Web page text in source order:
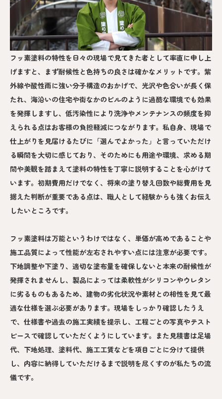
フッ素塗料の特性を日々の現場で見てきた者として率直に申し上
げますと、まず耐候性と色持ちの良さは確かなメリットです。紫
外線や酸性雨に強い分子構造のおかげで、光沢や色合いが長く保
たれ、海沿いの住宅や街なかのビルのように過酷な環境でも効果
を発揮しますし、低汚染性により洗浄やメンテナンスの頻度を抑
えられる点はお客様の負担軽減につながります。私自身、現場で
仕上がりを見届けるたびに「選んでよかった」と言っていただけ
る瞬間を大切に感じており、そのためにも用途や環境、求める期
間や美観を踏まえて塗料の特性を丁寧に説明することを心がけて
います。初期費用だけでなく、将来の塗り替え回数や総費用を見
据えた判断が重要である点は、職人として経験からも強くお伝え
したいところです。
フッ素塗料は万能というわけではなく、単価が高めであることや
施工品質によって性能が左右されやすい点には注意が必要です。
下地調整や下塗り、適切な塗布量を確保しないと本来の耐候性が
発揮されませんし、製品によっては柔軟性がシリコンやウレタン
に劣るものもあるため、建物の劣化状況や素材との相性を見て最
適な仕様を選ぶ必要があります。現場をしっかり確認したうえ
で、仕様書や過去の施工実績を提示し、工程ごとの写真やテスト
ピースで確認していただくようにしています。また見積書は足場
代、下地処理、塗料代、施工工賃などを項目ごとに分けて提供
し、内容に納得していただけるまで説明を尽くすのが私たちの流
儀です。